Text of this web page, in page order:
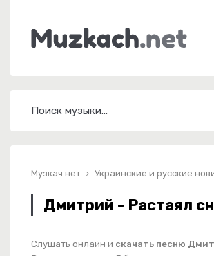
Музкач.нет Украинские и русские
Дмитрий - Растаял
Слушать онлайн и скачать песню